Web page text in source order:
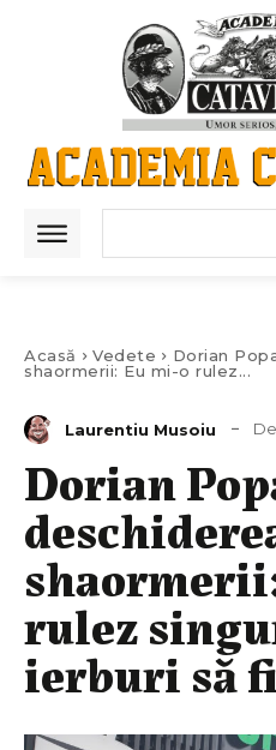
Acasă Vedete
Dorian
shaormerii: Eu mi-o rulez...
Laurentiu Musoiu
Dorian
rulez
ierburi să